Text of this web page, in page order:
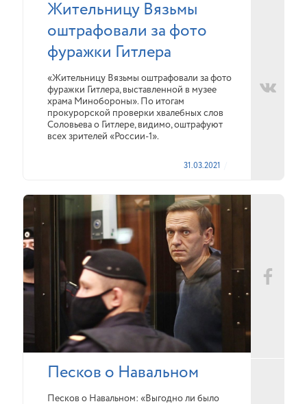
Жительницу Вязьмы
оштрафовали за фото
фуражки Гитлера
«Жительницу Вязьмы оштрафовали за фото
фуражки Гитлера, выставленной в музее
храма Минобороны». По итогам
прокурорской проверки хвалебных слов
Соловьева о Гитлере, видимо, оштрафуют
всех зрителей «России-1».
31.03.2021
Песков о Навальном
Песков о Навальном: «Выгодно ли было